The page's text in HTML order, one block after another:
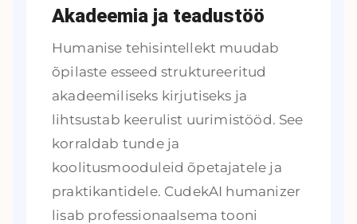
Akadeemia ja teadustöö
Humanise tehisintellekt muudab
õpilaste esseed struktureeritud
akadeemiliseks kirjutiseks ja
lihtsustab keerulist uurimistööd. See
korraldab tunde ja
koolitusmooduleid õpetajatele ja
praktikantidele. CudekAI humanizer
lisab professionaalsema tooni